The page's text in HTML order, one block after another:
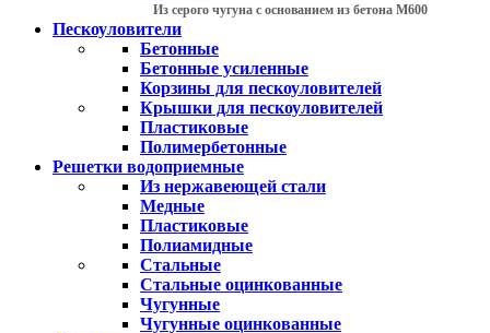
Из серого чугуна с основанием из бетона М600
Пескоуловители
Бетонные
Бетонные усиленные
Корзины для пескоуловителей
Крышки для пескоуловителей
Пластиковые
Полимербетонные
Решетки водоприемные
Из нержавеющей стали
Медные
Пластиковые
Полиамидные
Стальные
Стальные оцинкованные
Чугунные
Чугунные оцинкованные